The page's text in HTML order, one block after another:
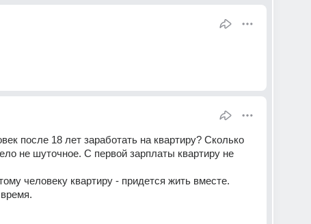
после 18 лет заработать на квартиру? Сколько
не шуточное. С первой зарплаты квартиру не
человеку квартиру - придется жить вместе.